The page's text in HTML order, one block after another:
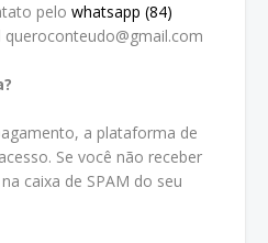
pelo whatsapp (84)
queroconteudo@gmail.com
a plataforma de
Se você não receber
caixa de SPAM do seu